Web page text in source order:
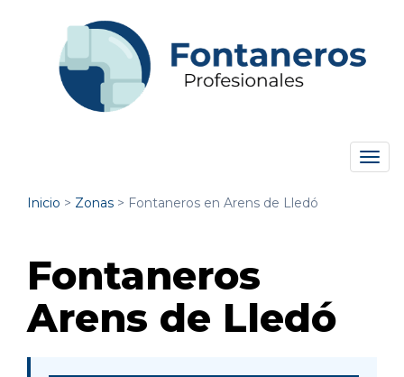
Inicio > Zonas > Fontaneros en Arens de Lledó
Fontaneros
Arens de Lledó